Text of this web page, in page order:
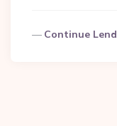
Continue